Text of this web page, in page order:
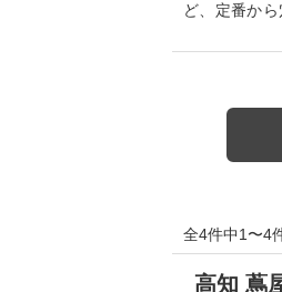
ど、定番か
全4件中1〜4
高知 蔦